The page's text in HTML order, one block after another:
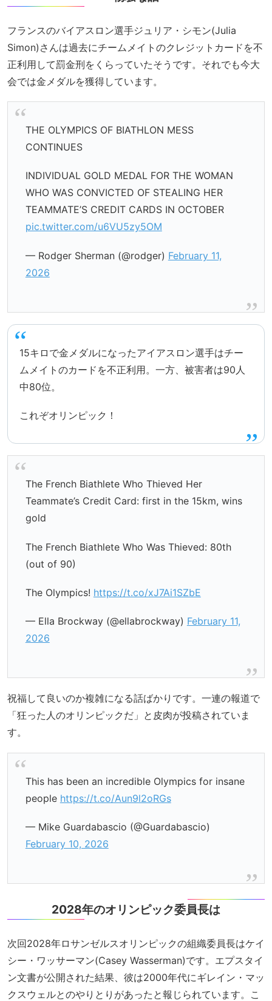
フランスのバイアスロン選手ジュリア・シモン(Julia
Simon)さんは過去にチームメイトのクレジットカードを不
正利用して罰金刑をくらっていたそうです。それでも今大
会では金メダルを獲得しています。
THE OLYMPICS OF BIATHLON MESS
CONTINUES
INDIVIDUAL GOLD MEDAL FOR THE WOMAN
WHO WAS CONVICTED OF STEALING HER
TEAMMATE’S CREDIT CARDS IN OCTOBER
pic.twitter.com/u6VU5zy5OM
— Rodger Sherman (@rodger) February 11,
2026
15キロで金メダルになったアイアスロン選手はチー
ムメイトのカードを不正利用。一方、被害者は90人
中80位。
これぞオリンピック！
The French Biathlete Who Thieved Her
Teammate’s Credit Card: first in the 15km, wins
gold
The French Biathlete Who Was Thieved: 80th
(out of 90)
The Olympics! https://t.co/xJ7Ai1SZbE
— Ella Brockway (@ellabrockway) February 11,
2026
祝福して良いのか複雑になる話ばかりです。一連の報道で
「狂った人のオリンピックだ」と皮肉が投稿されていま
す。
This has been an incredible Olympics for insane
people https://t.co/Aun9l2oRGs
— Mike Guardabascio (@Guardabascio)
February 10, 2026
2028年のオリンピック委員長は
次回2028年ロサンゼルスオリンピックの組織委員長はケイ
シー・ワッサーマン(Casey Wasserman)です。エプスタイ
ン文書が公開された結果、彼は2000年代にギレイン・マッ
クスウェルとのやりとりがあったと報じられています。こ